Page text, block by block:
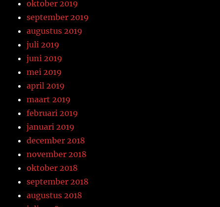
oktober 2019
september 2019
augustus 2019
juli 2019
juni 2019
mei 2019
april 2019
maart 2019
februari 2019
januari 2019
december 2018
november 2018
oktober 2018
september 2018
augustus 2018